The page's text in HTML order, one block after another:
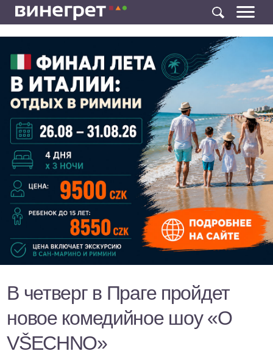
В четверг в Праге пройдет
новое комедийное шоу «O
VŠECHNO»